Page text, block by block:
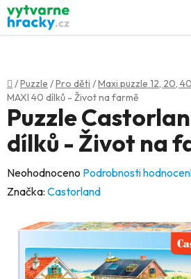
Přejít
na
obsah
Domů
/Puzzle /Pro děti /Maxi puzzle 12, 20,
MAXI 40 dílků - Život na farmě
Puzzle
dílků - Život na
Průměrné
hodnocení
Neohodnoceno Podrobnosti
Značka: Castorland